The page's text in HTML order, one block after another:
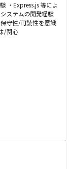
・Express.js 等によ
ステムの開発経験
守性/可読性を意識
/関心